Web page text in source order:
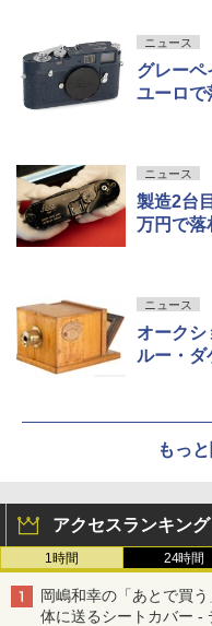
ニュース
グレーペ
ユーロで
ニュース
製造2台
万円で落
ニュース
オークシ
ルー・ダ
もっ
アクセスランキング
1時間 24時間
岡嶋和幸の「あとで買
体に送るシートカバー -